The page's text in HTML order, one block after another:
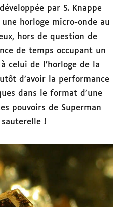
par S. Knappe
horloge micro-onde au
hors de question de
de temps occupant un
celui de l’horloge de la
d’avoir la performance
dans le format d’une
pouvoirs de Superman
sauterelle !